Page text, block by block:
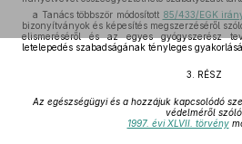
a Tanács többször módosított 85/433/EGK
bizonyítványok és képesítés megszerzéséről
elismeréséről és az egyes gyógyszerész
letelepedés szabadságának tényleges
3. RÉSZ
Az egészségügyi és a hozzájuk kapcsolódó
védelméről szóló
1997. évi XLVII. törvény